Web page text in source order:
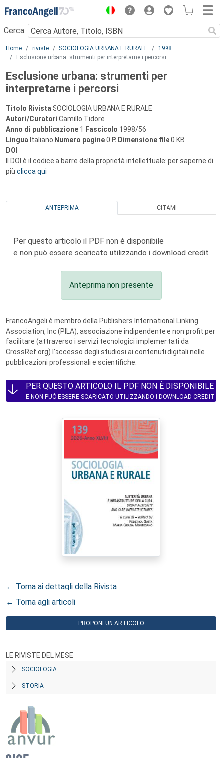
Menu
Cerca:
Main content
Home riviste SOCIOLOGIA URBANA E RURALE
1998
Esclusione urbana: strumenti per interpretarne i percorsi
Esclusione urbana: strumenti per
interpretarne i percorsi
Titolo Rivista SOCIOLOGIA URBANA E RURALE
Autori/Curatori Camillo Tidore
Anno di pubblicazione 1 Fascicolo 1998/56
Lingua Italiano Numero pagine0 P. Dimensione file0 KB
DOI
Il DOI è il codice a barre della proprietà intellettuale: per saperne di
più clicca qui
ANTEPRIMA CITAMI
Per questo articolo il PDF non è disponibile
e non può essere scaricato utilizzando i download credit
Anteprima non presente
FrancoAngeli è membro della Publishers International Linking
Association, Inc (PILA), associazione indipendente e non profit per
facilitare (attraverso i servizi tecnologici implementati da
CrossRef.org) l’accesso degli studiosi ai contenuti digitali nelle
pubblicazioni professionali e scientifiche.
PER QUESTO ARTICOLO IL PDF NON È DISPONIBILE
E NON PUÒ ESSERE SCARICATO UTILIZZANDO I DOWNLOAD CREDIT
← Torna ai dettagli della Rivista
← Torna agli articoli
PROPONI UN ARTICOLO
LE RIVISTE DEL MESE
SOCIOLOGIA
STORIA